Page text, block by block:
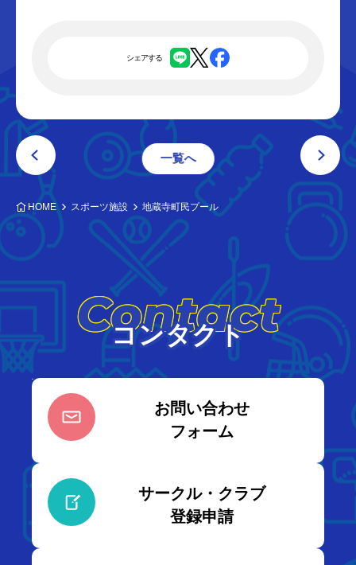
シェアする
一覧へ
HOME スポーツ施設 地蔵寺町民プール
Contact
コンタクト
お問い合わせ
フォーム
サークル・クラブ
登録申請